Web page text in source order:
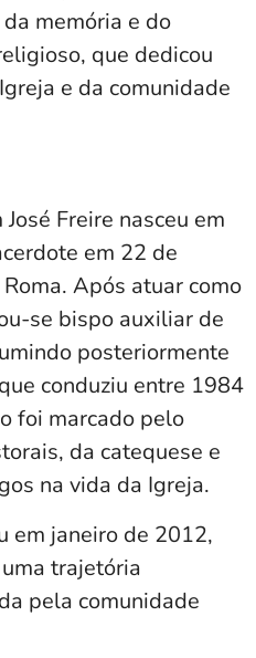
memória e do
que dedicou
e da comunidade
Freire nasceu em
em 22 de
Após atuar como
se bispo auxiliar de
posteriormente
conduziu entre 1984
foi marcado pelo
da catequese e
na vida da Igreja.
em janeiro de 2012,
trajetória
pela comunidade